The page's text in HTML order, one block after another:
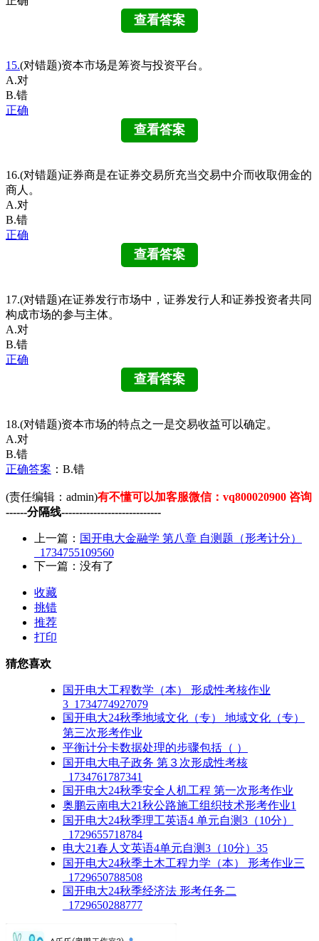
15.(对错题)资本市场是筹资与投资平台。
A.对
B.错
正确
16.(对错题)证券商是在证券交易所充当交易中介而收取佣金的
商人。
A.对
B.错
正确
17.(对错题)在证券发行市场中，证券发行人和证券投资者共同
构成市场的参与主体。
A.对
B.错
正确
18.(对错题)资本市场的特点之一是交易收益可以确定。
A.对
B.错
正确答案 ：B.错
(责任编辑：admin)有不懂可以加客服微信：vq800020900 咨询
------分隔线----------------------------
上一篇： 国开电大金融学 第八章 自测题（形考计分）
_1734755109560
下一篇：没有了
收藏
挑错
推荐
打印
猜您喜欢
国开电大工程数学（本） 形成性考核作业
3_1734774927079
国开电大24秋季地域文化（专） 地域文化（专）
第三次形考作业
平衡计分卡数据处理的步骤包括（ ）
国开电大电子政务 第３次形成性考核
_1734761787341
国开电大24秋季安全人机工程 第一次形考作业
奥鹏云南电大21秋公路施工组织技术形考作业1
国开电大24秋季理工英语4 单元自测3（10分）
_1729655718784
电大21春人文英语4单元自测3（10分）35
国开电大24秋季土木工程力学（本） 形考作业三
_1729650788508
国开电大24秋季经济法 形考任务二
_1729650288777